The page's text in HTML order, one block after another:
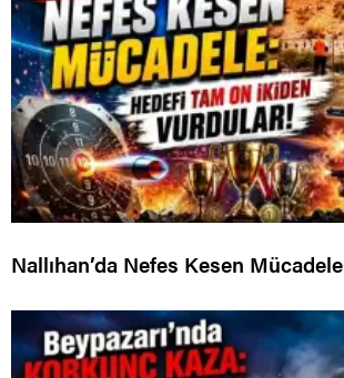
Nallıhan’da Nefes Kesen Mücadele